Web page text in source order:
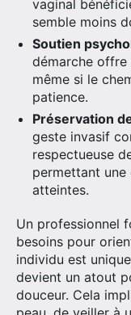
vaginal
semble moins
Soutien
démarche offre
même si le
patience.
Préservation
geste invasif
respectueuse
permettant
atteintes.
Un professionnel
besoins pour
individu est
devient un atout
douceur. Cela
Rechercher
: